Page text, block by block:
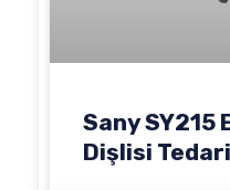
Sany
Dişlisi